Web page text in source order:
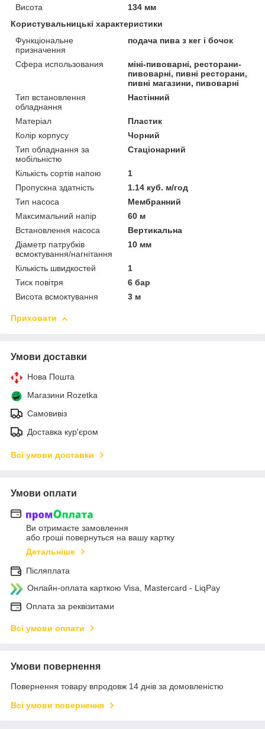
Висота
134 мм
Користувальницькі характеристики
Функціональне
призначення
подача пива з кег і бочок
Сфера использования
міні-пивоварні, ресторани-
пивоварні, пивні ресторани,
пивні магазини, пивоварні
Тип встановлення
обладнання
Настінний
Матеріал
Пластик
Колір корпусу
Чорний
Тип обладнання за
мобільністю
Стаціонарний
Кількість сортів напою
1
Пропускна здатність
1.14 куб. м/год
Тип насоса
Мембранний
Максимальний напір
60 м
Встановлення насоса
Вертикальна
Діаметр патрубків
всмоктування/нагнітання
10 мм
Кількість швидкостей
1
Тиск повітря
6 бар
Висота всмоктування
3 м
Приховати
Умови доставки
Нова Пошта
Магазини Rozetka
Самовивіз
Доставка кур'єром
Всі умови доставки
Умови оплати
Ви отримаєте замовлення
або гроші повернуться на вашу картку
Детальніше
Післяплата
Онлайн-оплата карткою Visa, Mastercard - LiqPay
Оплата за реквізитами
Всі умови оплати
Умови повернення
Повернення товару впродовж 14 днів за домовленістю
Всі умови повернення